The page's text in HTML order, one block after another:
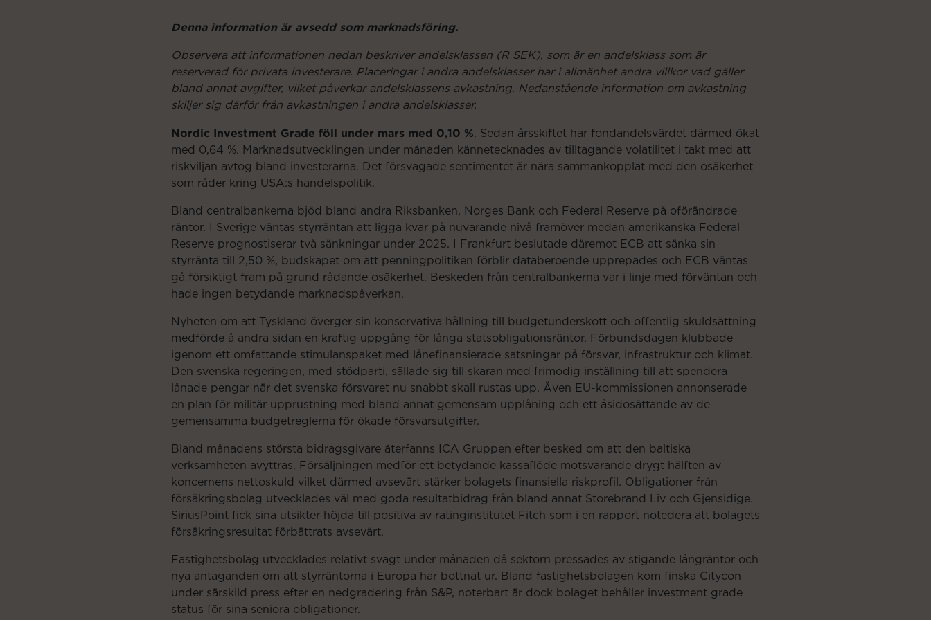
Denna information är avsedd som marknadsföring.
Observera att informationen nedan beskriver andelsklassen (R SEK), som är en andelsklass som är
reserverad för privata investerare. Placeringar i andra andelsklasser har i allmänhet andra villkor vad gäller
bland annat avgifter, vilket påverkar andelsklassens avkastning. Nedanstående information om avkastning
skiljer sig därför från avkastningen i andra andelsklasser.
Nordic Investment Grade föll under mars med 0,10 %. Sedan årsskiftet har fondandelsvärdet därmed ökat
med 0,64 %. Marknadsutvecklingen under månaden kännetecknades av tilltagande volatilitet i takt med att
riskviljan avtog bland investerarna. Det försvagade sentimentet är nära sammankopplat med den osäkerhet
som råder kring USA:s handelspolitik.
Bland centralbankerna bjöd bland andra Riksbanken, Norges Bank och Federal Reserve på oförändrade
räntor. I Sverige väntas styrräntan att ligga kvar på nuvarande nivå framöver medan amerikanska Federal
Reserve prognostiserar två sänkningar under 2025. I Frankfurt beslutade däremot ECB att sänka sin
styrränta till 2,50 %, budskapet om att penningpolitiken förblir databeroende upprepades och ECB väntas
gå försiktigt fram på grund rådande osäkerhet. Beskeden från centralbankerna var i linje med förväntan och
hade ingen betydande marknadspåverkan.
Nyheten om att Tyskland överger sin konservativa hållning till budgetunderskott och offentlig skuldsättning
medförde å andra sidan en kraftig uppgång för långa statsobligationsräntor. Förbundsdagen klubbade
igenom ett omfattande stimulanspaket med lånefinansierade satsningar på försvar, infrastruktur och klimat.
Den svenska regeringen, med stödparti, sällade sig till skaran med frimodig inställning till att spendera
lånade pengar när det svenska försvaret nu snabbt skall rustas upp. Även EU-kommissionen annonserade
en plan för militär upprustning med bland annat gemensam upplåning och ett åsidosättande av de
gemensamma budgetreglerna för ökade försvarsutgifter.
Bland månadens största bidragsgivare återfanns ICA Gruppen efter besked om att den baltiska
verksamheten avyttras. Försäljningen medför ett betydande kassaflöde motsvarande drygt hälften av
koncernens nettoskuld vilket därmed avsevärt stärker bolagets finansiella riskprofil. Obligationer från
försäkringsbolag utvecklades väl med goda resultatbidrag från bland annat Storebrand Liv och Gjensidige.
SiriusPoint fick sina utsikter höjda till positiva av ratinginstitutet Fitch som i en rapport notedera att bolagets
försäkringsresultat förbättrats avsevärt.
Fastighetsbolag utvecklades relativt svagt under månaden då sektorn pressades av stigande långräntor och
nya antaganden om att styrräntorna i Europa har bottnat ur. Bland fastighetsbolagen kom finska Citycon
under särskild press efter en nedgradering från S&P, noterbart är dock bolaget behåller investment grade
status för sina seniora obligationer.